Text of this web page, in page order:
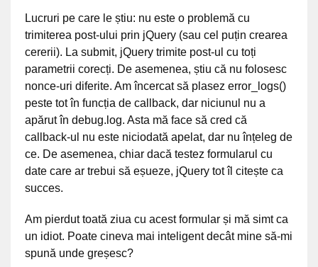
Lucruri pe care le știu: nu este o problemă cu
trimiterea post-ului prin jQuery (sau cel puțin crearea
cererii). La submit, jQuery trimite post-ul cu toți
parametrii corecți. De asemenea, știu că nu folosesc
nonce-uri diferite. Am încercat să plasez error_logs()
peste tot în funcția de callback, dar niciunul nu a
apărut în debug.log. Asta mă face să cred că
callback-ul nu este niciodată apelat, dar nu înțeleg de
ce. De asemenea, chiar dacă testez formularul cu
date care ar trebui să eșueze, jQuery tot îl citește ca
succes.
Am pierdut toată ziua cu acest formular și mă simt ca
un idiot. Poate cineva mai inteligent decât mine să-mi
spună unde greșesc?